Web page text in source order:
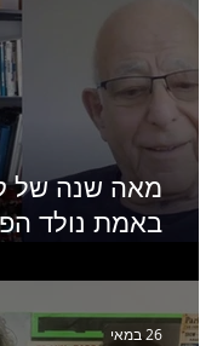
מאה שנה של
באמת נולד
מחבר הספר
פרקים בחיי
26 במאי